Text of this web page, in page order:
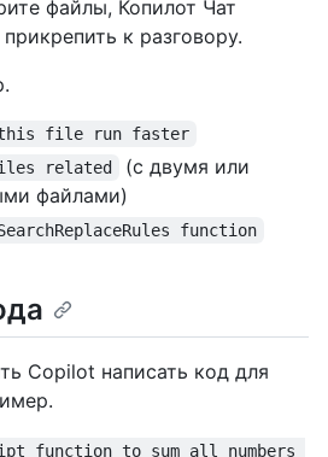
файлы, Копилот Чат
к разговору.
this file run faster
related
(с двумя или
файлами)
function
Copilot написать код для
function to sum all numbers